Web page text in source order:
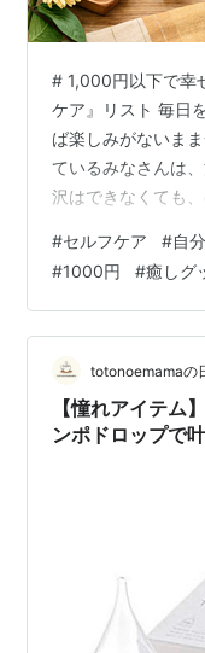
# 1,000円以下で幸
ケア』リスト 毎日
ば楽しみがないま
ているみなさんは
沢はできなくても
できる「自分への
を具体的に紹介し
ない理由 平日は仕
く余白がほとんど
も「何をしたらい
す。 ここで重要な
#セルフケア #自
#1000円 #癒しグ
totonoemamaの
【憧れアイテム
ンポドロップで